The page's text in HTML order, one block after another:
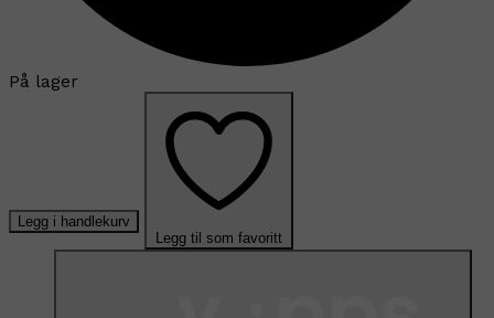
På lager
Legg i handlekurv
Legg til som favoritt